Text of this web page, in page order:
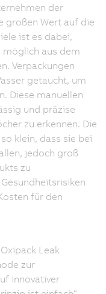
der
großen Wert auf die
ist es dabei,
möglich aus dem
Verpackungen
getaucht, um
Diese manuellen
und präzise
zu erkennen. Die
klein, dass sie bei
jedoch groß
zu
für den
Leak
zur
innovativer